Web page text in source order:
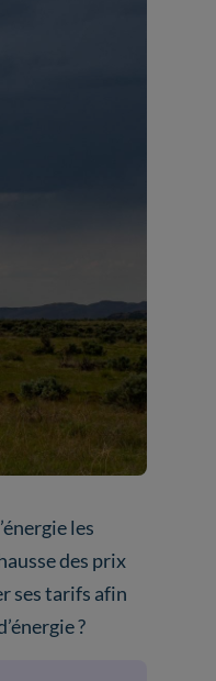
les
des prix
ses tarifs afin
?